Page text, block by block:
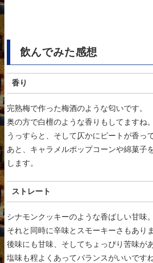
飲んでみた感想
香り
完熟梅で作った梅酒のような匂いです。
奥の方で白檀のような香りもしてますね。
うっすらと、そして仄かにピートが香っ
あと、キャラメルポップコーンや綿菓子
します。
ストレート
シナモンクッキーのような香ばしい甘味。
それと同時に辛味とスモーキーさもあり
後味にも甘味、そしてちょっぴり苦味が
塩味も程よくあってバランスがいいですね